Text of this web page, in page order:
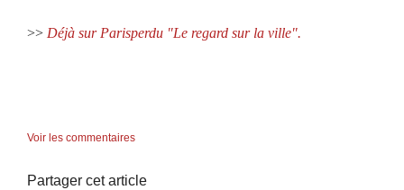
>> Déjà sur Parisperdu "Le regard sur la ville".
Voir les commentaires
Partager cet article